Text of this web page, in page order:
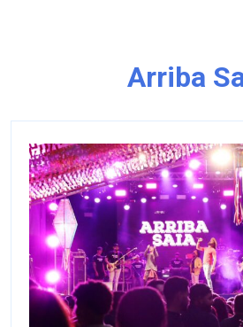
Arriba